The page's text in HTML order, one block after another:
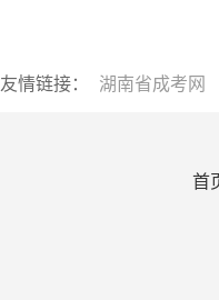
友情链接： 湖南省成考网
首